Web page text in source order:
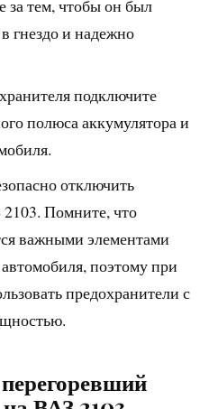
за тем, чтобы он был
гнездо и надежно
подключите
полюса аккумулятора и
отключить
Помните, что
важными элементами
поэтому при
предохранители с